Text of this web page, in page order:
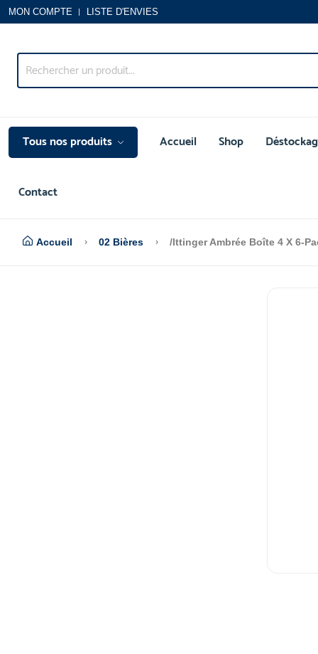
MON COMPTE LISTE D'ENVIES
Tous nos produits Accueil Shop
Contact
Accueil 02 Bières /Ittinger Ambrée Boîte 4 X 6-